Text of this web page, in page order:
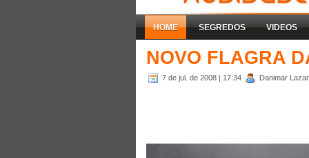
HOME SEGREDOS VIDEOS
NOVO FLAGRA
7 de jul. de 2008 | 17:34 Danimar